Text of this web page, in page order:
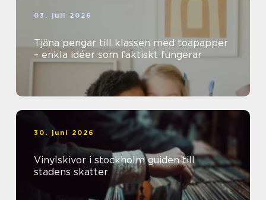
03. juli 2026
Tjäna pengar till klassen med toapapper
– enkla idéer som faktiskt fungerar
30. juni 2026
Vinylskivor i stockholm guiden till
stadens skatter